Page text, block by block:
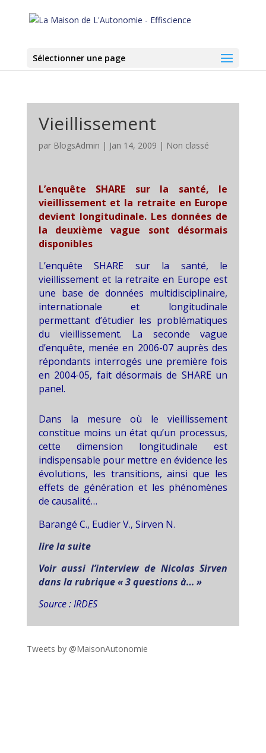
Sélectionner une page
Vieillissement
par BlogsAdmin | Jan 14, 2009 | Non classé
L’enquête SHARE sur la santé, le
vieillissement et la retraite en Europe
devient longitudinale. Les données de
la deuxième vague
sont désormais
disponibles
L’enquête SHARE sur la santé, le
vieillissement et la retraite en Europe est
une base de données multidisciplinaire,
internationale et longitudinale
permettant d’étudier les problématiques
du vieillissement. La seconde vague
d’enquête, menée en 2006-07 auprès des
répondants interrogés une première fois
en 2004-05, fait désormais de SHARE un
panel.
Dans la mesure où le vieillissement
constitue moins un état qu’un processus,
cette dimension longitudinale est
indispensable pour mettre en évidence les
évolutions, les transitions, ainsi que les
effets de génération et les phénomènes
de causalité…
Barangé C., Eudier V., Sirven N.
lire la suite
Voir aussi l’interview de Nicolas Sirven
dans la rubrique « 3 questions à… »
Source : IRDES
Tweets by @MaisonAutonomie